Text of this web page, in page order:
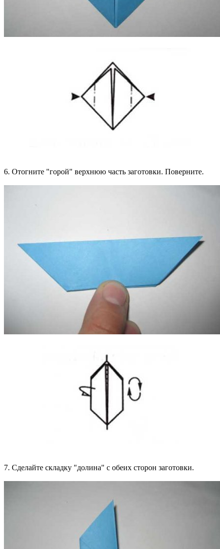
6. Отогните "горой" верхнюю часть заготовки. Поверните.
7. Сделайте складку "долина" с обеих сторон заготовки.